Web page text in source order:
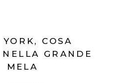
COSA
GRANDE
MELA